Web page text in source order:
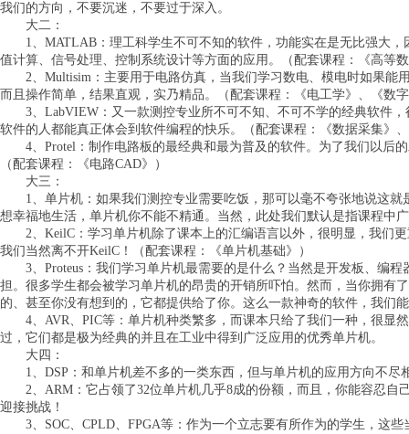
我们的方向，不要沉迷，不要过于深入。
大二：
1、MATLAB：理工科学生不可不知的软件，功能实在是无比强大，
值计算、信号处理、控制系统设计等方面的应用。（配套课程：《高等
2、Multisim：主要用于电路仿真，当我们学习数电、模电时如果能
而且操作简单，结果直观，实乃精品。（配套课程：《电工学》、《数
3、LabVIEW：又一款测控专业所不可不知、不可不学的经典软件，
软件的人都能真正体会到软件编程的快乐。（配套课程：《数据采集》
4、Protel：制作电路板的最经典和最为普及的软件。为了我们以后
（配套课程：《电路CAD》）
大三：
1、单片机：如果我们测控专业需要吃饭，那可以毫不夸张地说这就
想幸福地生活，单片机你不能不精通。当然，此处我们默认是指课程中
2、KeilC：学习单片机除了课本上的汇编语言以外，很明显，我们更
我们当然离不开KeilC！（配套课程：《单片机基础》）
3、Proteus：我们学习单片机最需要的是什么？当然是开发板、编程
担。很多学生都会被学习单片机的昂贵的开销所吓怕。然而，当你拥有
的、甚至你没有想到的，它都提供给了你。这么一款神奇的软件，我们
4、AVR、PIC等：单片机种类繁多，而课本只给了我们一种，很显
过，它们都是极为经典的并且在工业中得到广泛应用的优秀单片机。
大四：
1、DSP：和单片机差不多的一类东西，但与单片机的应用方向不尽
2、ARM：它占领了32位单片机几乎8成的份额，而且，你能容忍自
迎接挑战！
3、SOC、CPLD、FPGA等：作为一个立志要有所作为的学生，这